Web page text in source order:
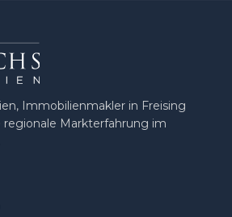
Immobilienmakler in Freising
regionale Markterfahrung im